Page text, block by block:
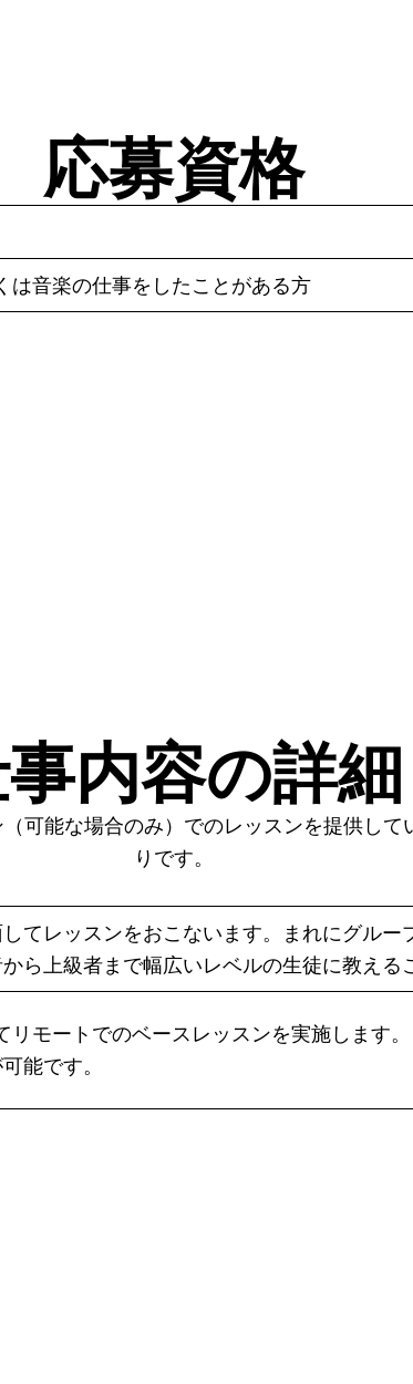
応募資格
は音楽の仕事をしたことがある方
内容の詳細
可能な場合のみ）でのレッスンを提供し
りです。
てレッスンをおこないます。まれにグル
ら上級者まで幅広いレベルの生徒に教える
モートでのベースレッスンを実施します
能です。